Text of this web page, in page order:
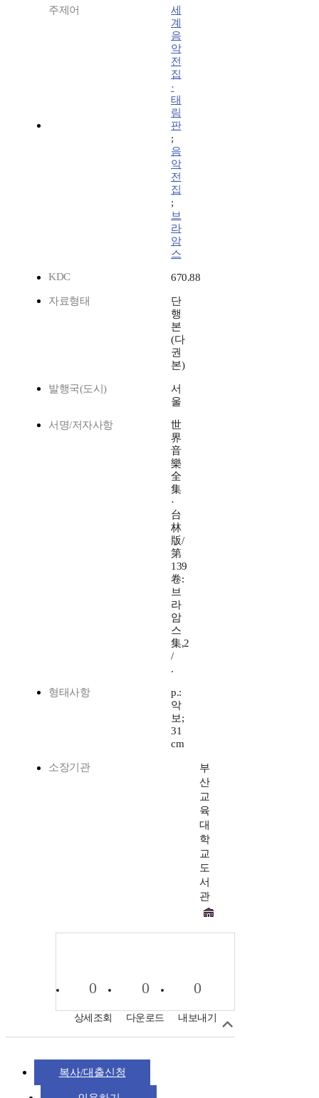
주제어
세
계
음
악
전
집
·
태
림
판
;
음
악
전
집
;
브
라
암
스
KDC
670.88
자료형태
단
행
본
(다
권
본)
발행국(도시)
서
울
서명/저자사항
世
界
音
樂
全
集
·
台
林
版/
第
139
卷:
브
라
암
스
集,2
/
.
형태사항
p.:
악
보;
31
cm
소장기관
부
산
교
육
대
학
교
도
서
관
0
상세조회
0
다운로드
0
내보내기
복사/대출신청